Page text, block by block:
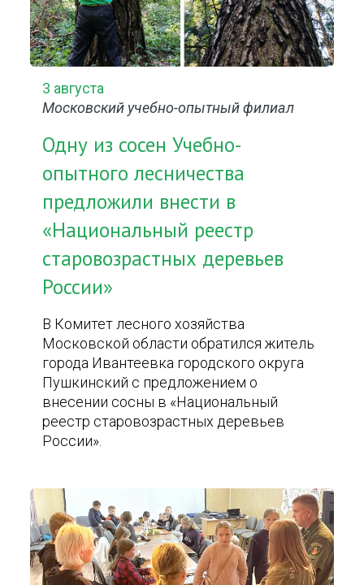
3 августа
Московский учебно-опытный филиал
Одну из сосен Учебно-
опытного лесничества
предложили внести в
«Национальный реестр
старовозрастных деревьев
России»
В Комитет лесного хозяйства
Московской области обратился житель
города Ивантеевка городского округа
Пушкинский с предложением о
внесении сосны в «Национальный
реестр старовозрастных деревьев
России».